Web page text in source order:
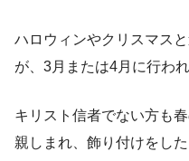
ハロウィンやクリスマス
が、3月または4月に行われ
キリスト信者でない方も
親しまれ、飾り付けをし